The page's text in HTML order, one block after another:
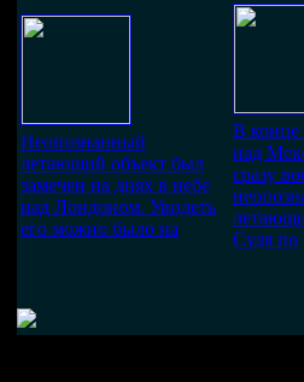
Неопознанный
летающий объект был
замечен на днях в небе
над Лондоном. Увидеть
его можно было на
В конце
над
сразу
Судя по